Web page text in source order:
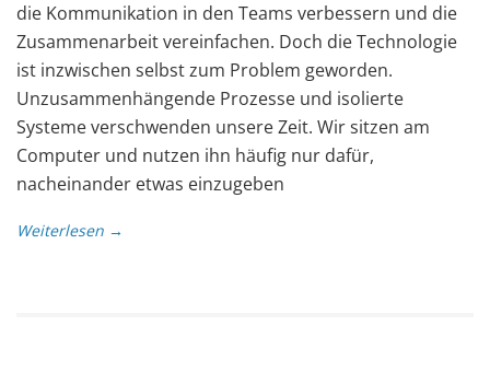
die Kommunikation in den Teams verbessern und die
Zusammenarbeit vereinfachen. Doch die Technologie
ist inzwischen selbst zum Problem geworden.
Unzusammenhängende Prozesse und isolierte
Systeme verschwenden unsere Zeit. Wir sitzen am
Computer und nutzen ihn häufig nur dafür,
nacheinander etwas einzugeben
Weiterlesen →